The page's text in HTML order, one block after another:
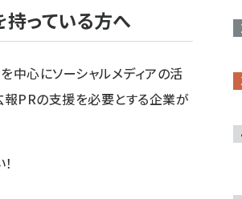
っている方へ
中心にソーシャルメディアの活
報PRの支援を必要とする企業が